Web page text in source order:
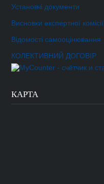
Установчі документи
Висновки експертної комісії
Відомості самооцінювання
КОЛЕКТИВНИЙ ДОГОВІР
КАРТА